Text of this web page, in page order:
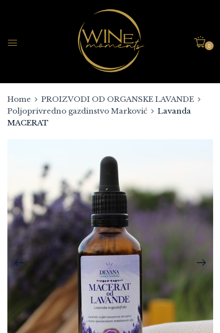
0
Home
PROIZVODI OD ORGANSKE LAVANDE
Poljoprivredno gazdinstvo Marković
Lavanda
MACERAT